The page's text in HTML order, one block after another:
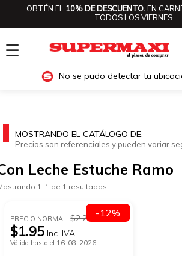
OBTÉN EL 10% DE DESCUENTO.EN
TODOS LOS VIERNES.
☰
No se pudo detectar tu
MOSTRANDO EL CATÁLOGO DE:
Precios son referenciales y pueden variar
Leche Estuche Ramo
1–1 de 1 resultados
PRECIO NORMAL:$2.22
$1.95 Inc. IVA
Válida hasta el 16-08-2026.
-12%